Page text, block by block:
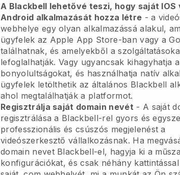
A Blackbell lehetővé teszi, hogy saját IOS
Android alkalmazását hozza létre - a
webhelye egy olyan alkalmazássá alakul,
ügyfelek az Apple App Store-ban vagy a
találhatnak, és amelyekből a
lefoglalhatják. Vagy ugyancsak kihagyhatja a
bonyolultságokat, és használhatja natív
ügyfelek letölthetik az általános Blackbell
ahol megtalálhatják a platformot.
Regisztrálja saját domain nevét - A saját
regisztrálása a Blackbell-rel gyors és
professzionális és csúszós megjelenést a
videószerkesztő vállalkozásnak. Ha
domain nevet Blackbell-el, hagyja ki a
konfigurációkat, és csak néhány